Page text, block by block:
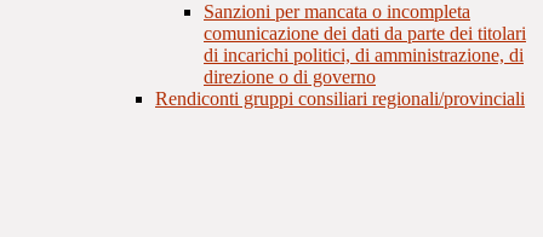
Sanzioni per mancata o incompleta
comunicazione dei dati da parte dei titolari
di incarichi politici, di amministrazione, di
direzione o di governo
Rendiconti gruppi consiliari regionali/provinciali